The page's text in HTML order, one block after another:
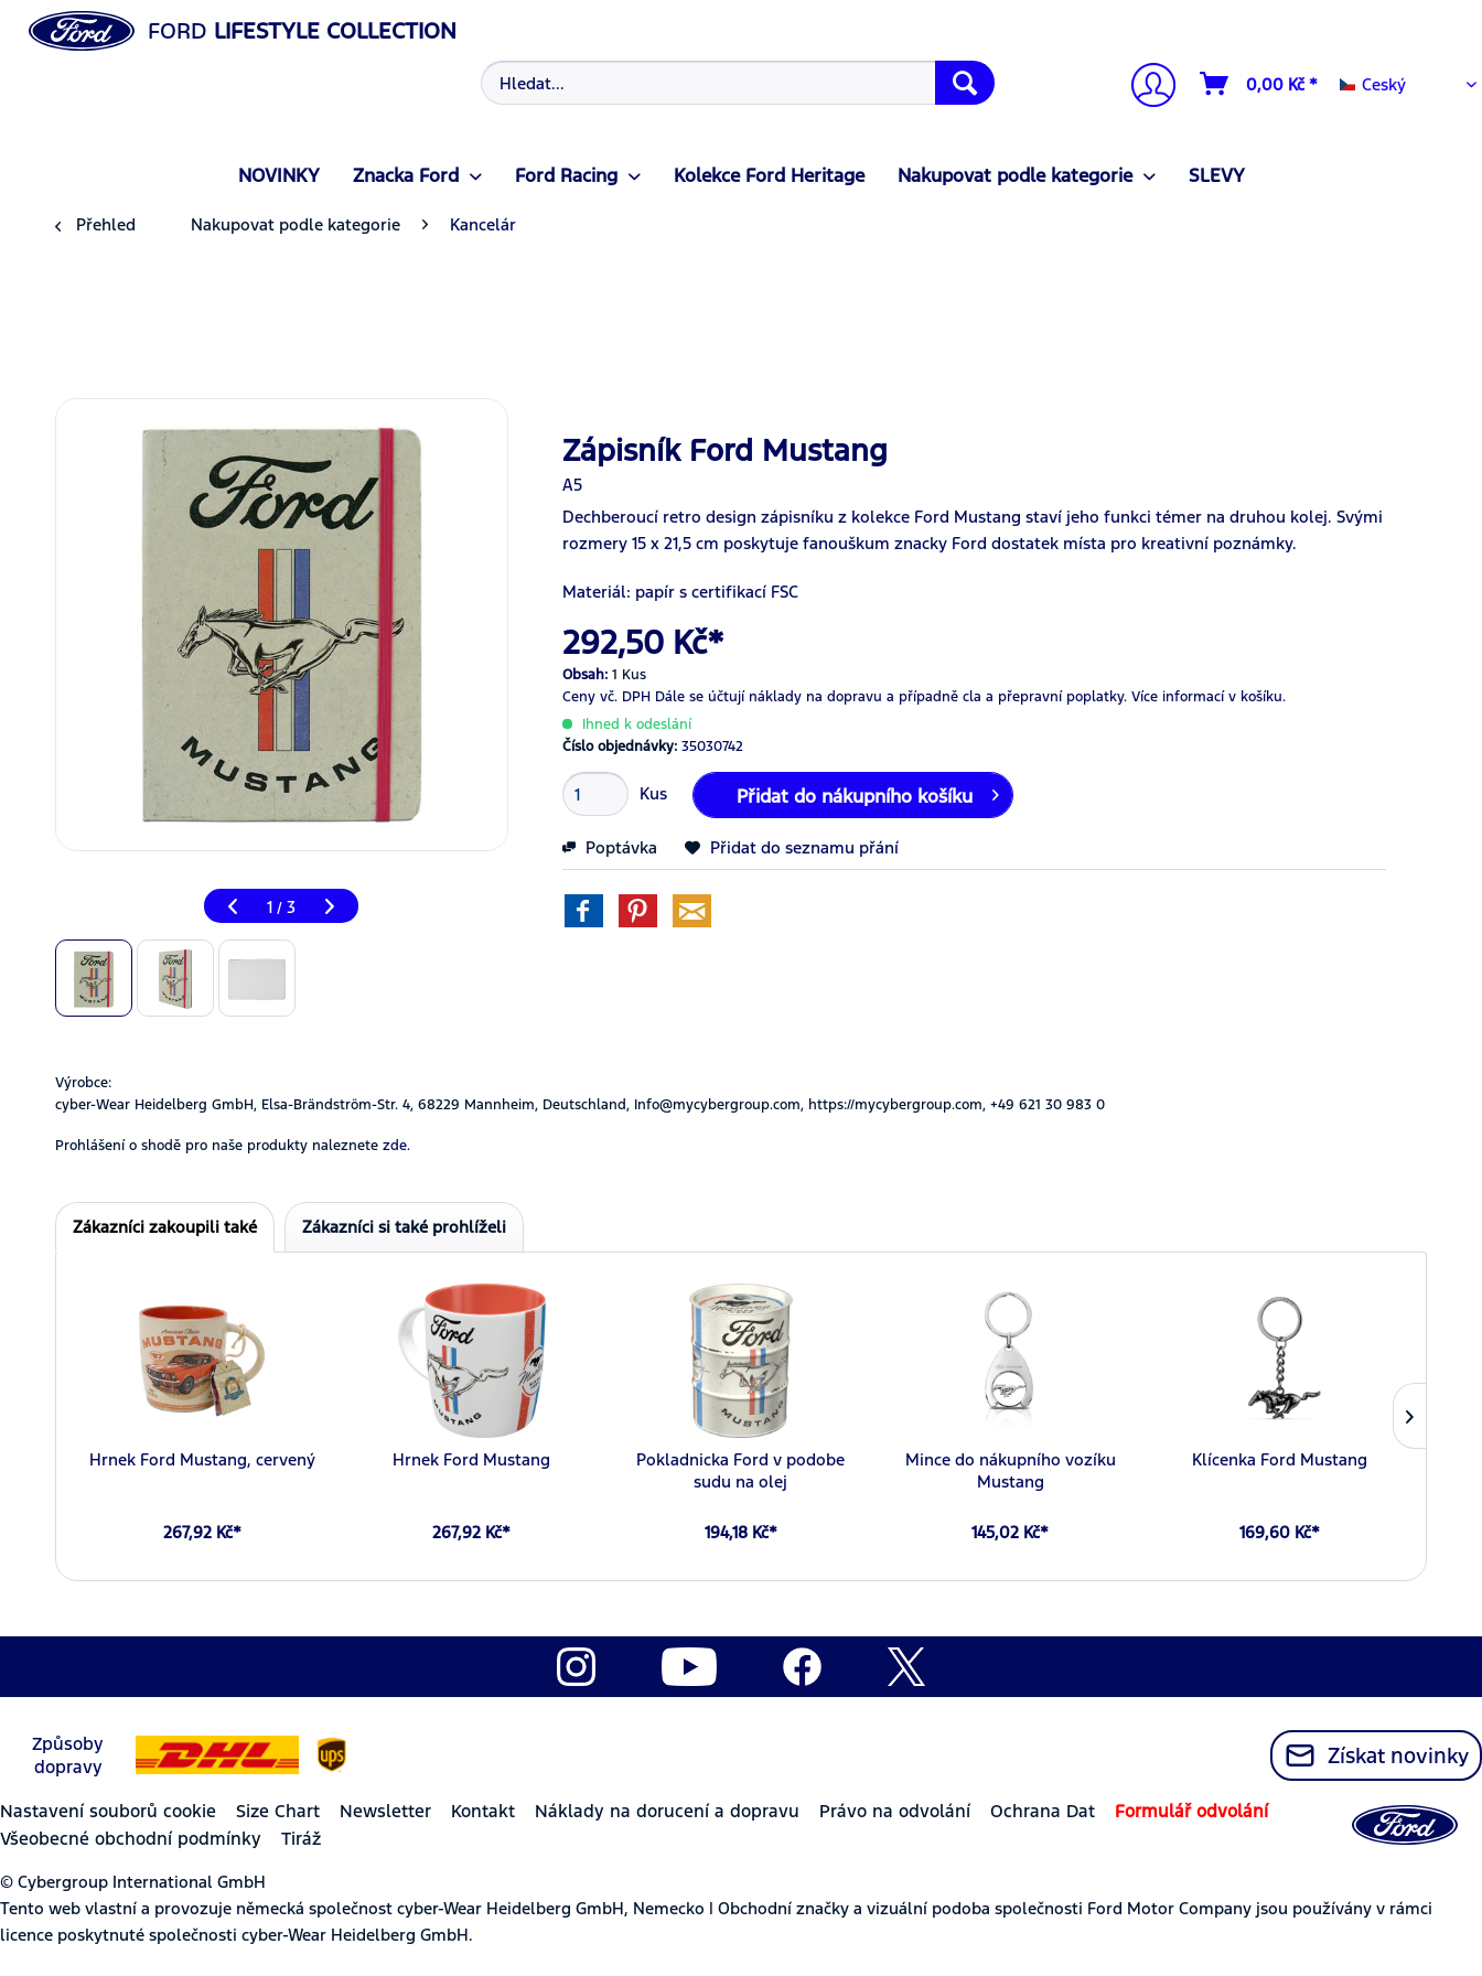
FORD LIFESTYLE COLLECTION
0,00 Kč * Ceský
Ceský
NOVINKY Znacka Ford Ford Racing Kolekce Ford Heritage Nakupovat podle kategorie SLEVY
Přehled Nakupovat podle kategorie Kancelár
1 / 3
Zápisník Ford Mustang
A5
Dechberoucí retro design zápisníku z kolekce Ford Mustang staví jeho funkci témer na druhou kolej. Svými
rozmery 15 x 21,5 cm poskytuje fanouškum znacky Ford dostatek místa pro kreativní poznámky.
Materiál: papír s certifikací FSC
292,50 Kč*
Obsah:1 Kus
Ceny vč. DPH Dále se účtují náklady na dopravu a případně cla a přepravní poplatky. Více informací v košíku.
Ihned k odeslání
Číslo objednávky:35030742
Kus Přidat do nákupního košíku
Poptávka Přidat do seznamu přání
Výrobce:
cyber-Wear Heidelberg GmbH, Elsa-Brändström-Str. 4, 68229 Mannheim, Deutschland, Info@mycybergroup.com, https://mycybergroup.com, +49 621 30 983 0
Prohlášení o shodě pro naše produkty naleznete zde.
Zákazníci zakoupili také Zákazníci si také prohlíželi
Hrnek Ford Mustang, cervený
267,92 Kč*
Hrnek Ford Mustang
267,92 Kč*
Pokladnicka Ford v podobe
sudu na olej
194,18 Kč*
Mince do nákupního vozíku
Mustang
145,02 Kč*
Klícenka Ford Mustang
169,60 Kč*
Způsoby
dopravy
Získat novinky
Nastavení souborů cookie Size Chart Newsletter Kontakt Náklady na dorucení a dopravu Právo na odvolání Ochrana Dat
Formulář odvolání
Všeobecné obchodní podmínky
Tiráž
© Cybergroup International GmbH
Tento web vlastní a provozuje německá společnost cyber-Wear Heidelberg GmbH, Nemecko | Obchodní značky a vizuální podoba společnosti Ford Motor Company jsou používány v rámci
licence poskytnuté společnosti cyber-Wear Heidelberg GmbH.